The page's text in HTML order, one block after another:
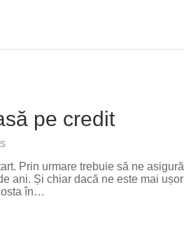
pe credit
Prin urmare trebuie să ne
ani. Și chiar dacă ne este mai
în…